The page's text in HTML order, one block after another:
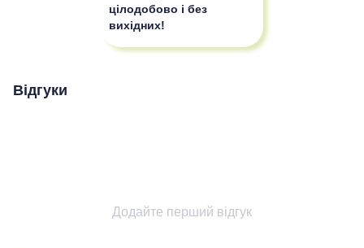
цілодобово і без
вихідних!
Відгуки
Додайте перший відгук